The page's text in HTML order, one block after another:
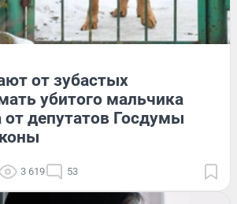
от зубастых
убитого мальчика
от депутатов Госдумы
3 619 53